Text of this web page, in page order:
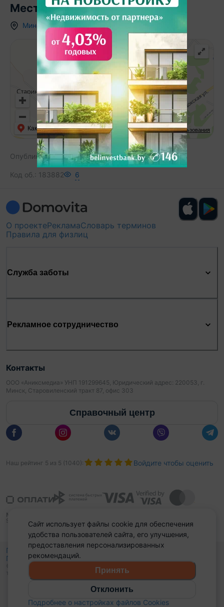
Местоположение
Минская область, д. Старинки
Условия использования
Как добраться API Карт
Опубликовано:19.08.2025
Код об.: 183882 6
О проектеРекламаСловарь терминов
Правила для физлиц
Служба заботы
Рекламное сотрудничество
Контакты
ООО «Аниксмедиа» УНП 191299645, Юридический адрес: 220053, г.
Минск, Старовиленский тракт 87, офис 303
Справочный центр
Наш рейтинг 5 из 5 1040): Войдите чтобы оценить
Политика конфиденциальности,
Политика обработки файлов куки
© 2015 - 2026, Domovita.by. Копирование материалов допускается
только при наличии активной ссылки.
Сайт использует файлы cookie для обеспечения
удобства пользователей сайта, его улучшения,
предоставления персонализированных
рекомендаций.
Принять
Отклонить
Подробнее о настройках файлов Cookies